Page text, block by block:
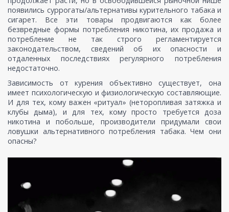
появились суррогаты/альтернативы курительного табака и
сигарет. Все эти товары продвигаются как более
безвредные формы потребления никотина, их продажа и
потребление не так строго регламентируется
законодательством, сведений об их опасности и
отдаленных последствиях регулярного потребления
недостаточно.
Зависимость от курения объективно существует, она
имеет психологическую и физиологическую составляющие.
И для тех, кому важен «ритуал» (неторопливая затяжка и
клубы дыма), и для тех, кому просто требуется доза
никотина и побольше, производители придумали свои
ловушки альтернативного потребления табака. Чем они
опасны?